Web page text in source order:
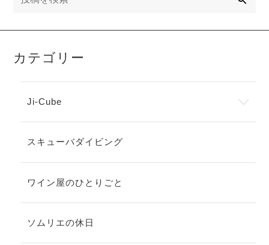
カテゴリー
Ji-Cube
スキューバダイビング
ワイン屋のひとりごと
ソムリエの休日